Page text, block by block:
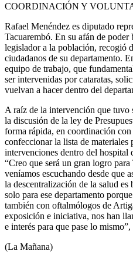
COORDINACIÓN Y
Rafael Menéndez es diputado
Tacuarembó. En su afán de
legislador a la población, recogió
ciudadanos de su departamento.
equipo de trabajo, que
ser intervenidas por cataratas,
vuelvan a hacer dentro del
A raíz de la intervención que tuvo
la discusión de la ley de
forma rápida, en coordinación
confeccionar la lista de materiales
intervenciones dentro del hospital
“Creo que será un gran logro
veníamos escuchando desde que
la descentralización de la salud es
solo para ese departamento
también con oftalmólogos de
exposición e iniciativa, nos han
e interés para que pase lo
(La Mañana)